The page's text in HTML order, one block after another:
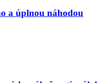
a úplnou náhodou